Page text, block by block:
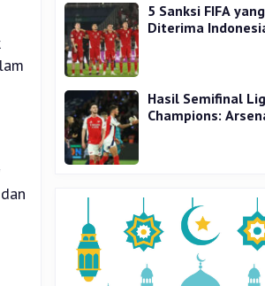
5 Sanksi FIFA
Diterima
Hasil Semifinal
Champions: